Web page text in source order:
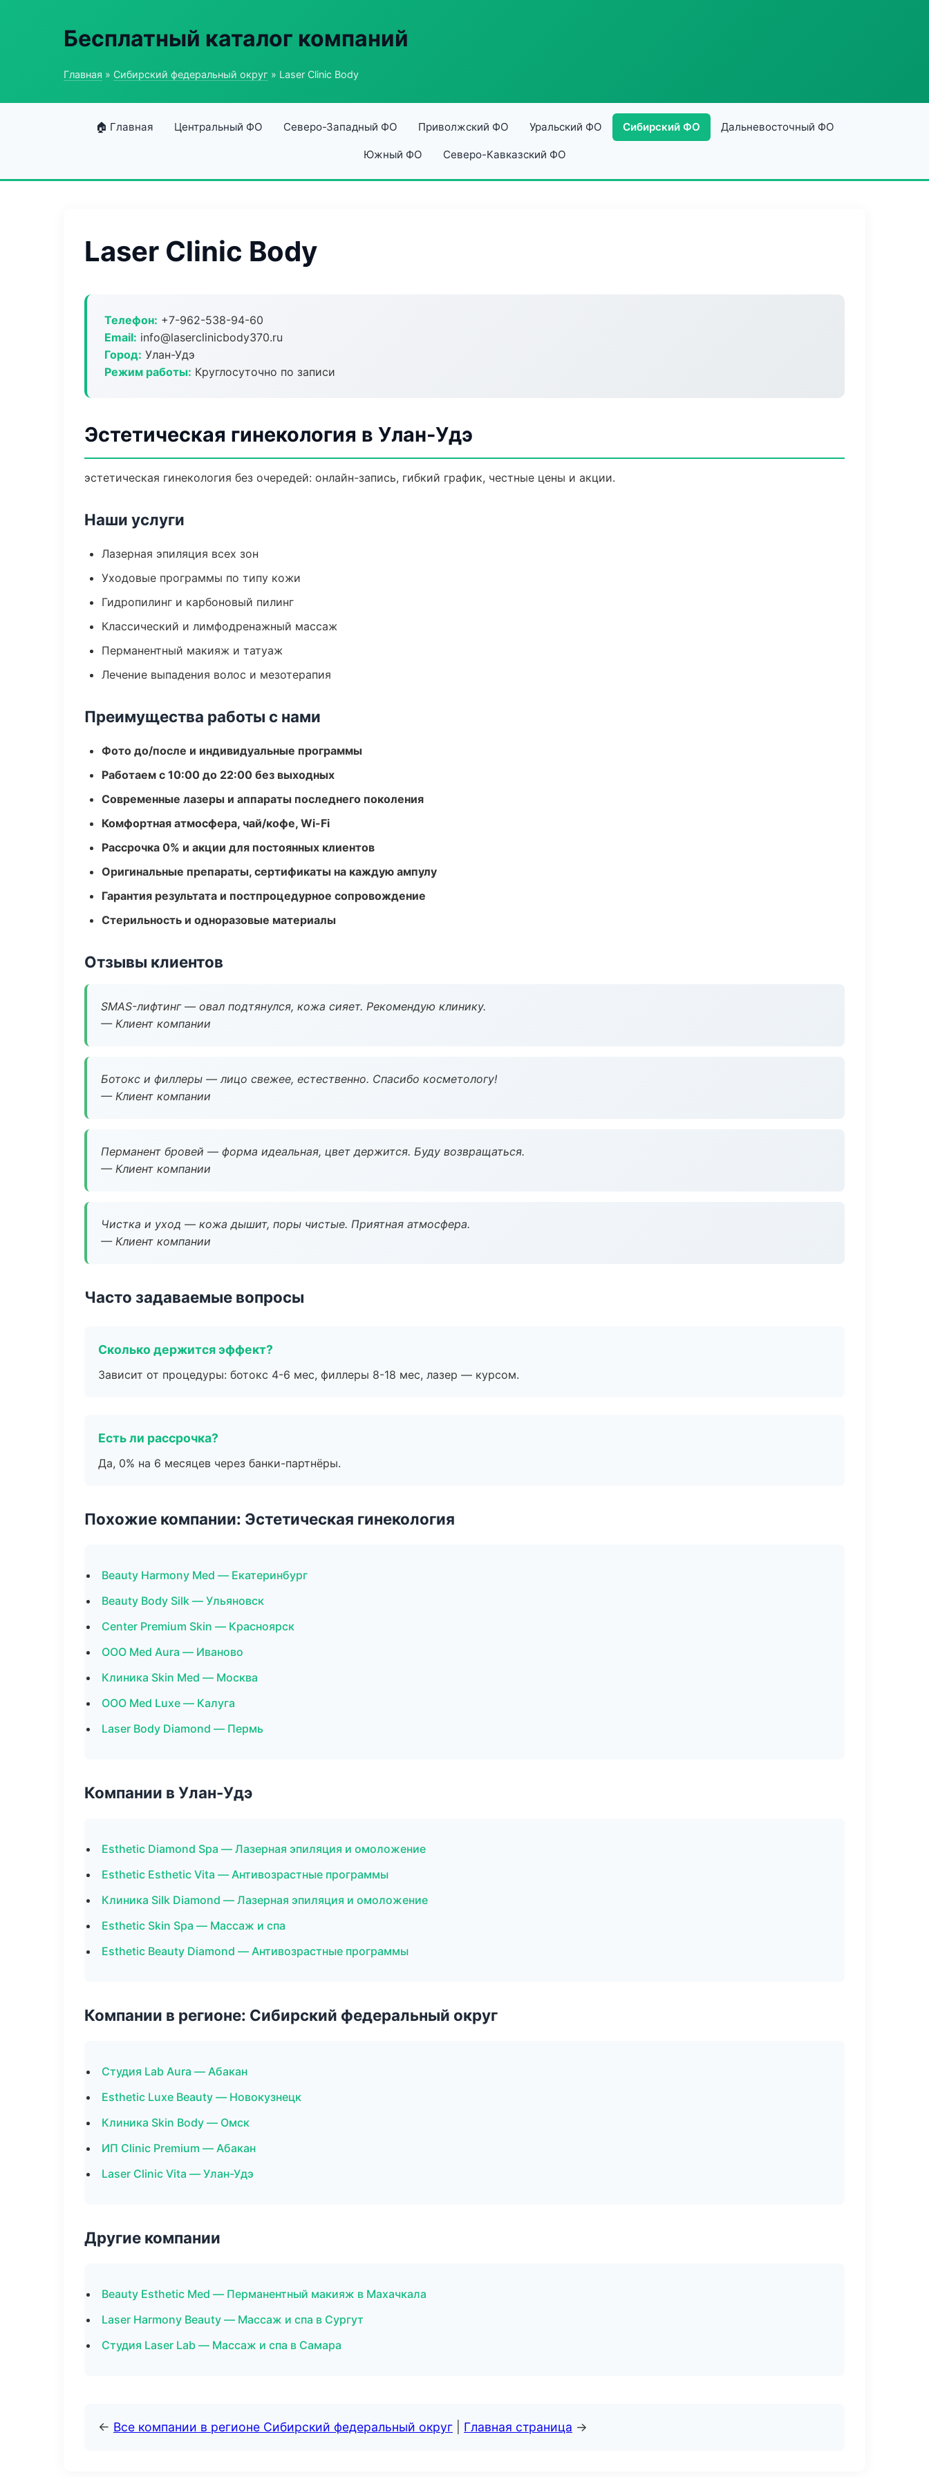
Бесплатный каталог компаний
Главная » Сибирский федеральный округ » Laser Clinic Body
🏠 Главная Центральный ФО Северо-Западный ФО Приволжский ФО Уральский ФО Сибирский ФО Дальневосточный ФО
Южный ФО Северо-Кавказский ФО
Laser Clinic Body
Телефон: +7-962-538-94-60
Email: info@laserclinicbody370.ru
Город: Улан-Удэ
Режим работы: Круглосуточно по записи
Эстетическая гинекология в Улан-Удэ
эстетическая гинекология без очередей: онлайн-запись, гибкий график, честные цены и акции.
Наши услуги
Лазерная эпиляция всех зон
Уходовые программы по типу кожи
Гидропилинг и карбоновый пилинг
Классический и лимфодренажный массаж
Перманентный макияж и татуаж
Лечение выпадения волос и мезотерапия
Преимущества работы с нами
Фото до/после и индивидуальные программы
Работаем с 10:00 до 22:00 без выходных
Современные лазеры и аппараты последнего поколения
Комфортная атмосфера, чай/кофе, Wi-Fi
Рассрочка 0% и акции для постоянных клиентов
Оригинальные препараты, сертификаты на каждую ампулу
Гарантия результата и постпроцедурное сопровождение
Стерильность и одноразовые материалы
Отзывы клиентов
SMAS-лифтинг — овал подтянулся, кожа сияет. Рекомендую клинику.
— Клиент компании
Ботокс и филлеры — лицо свежее, естественно. Спасибо косметологу!
— Клиент компании
Перманент бровей — форма идеальная, цвет держится. Буду возвращаться.
— Клиент компании
Чистка и уход — кожа дышит, поры чистые. Приятная атмосфера.
— Клиент компании
Часто задаваемые вопросы
Сколько держится эффект?
Зависит от процедуры: ботокс 4-6 мес, филлеры 8-18 мес, лазер — курсом.
Есть ли рассрочка?
Да, 0% на 6 месяцев через банки-партнёры.
Похожие компании: Эстетическая гинекология
Beauty Harmony Med — Екатеринбург
Beauty Body Silk — Ульяновск
Center Premium Skin — Красноярск
ООО Med Aura — Иваново
Клиника Skin Med — Москва
ООО Med Luxe — Калуга
Laser Body Diamond — Пермь
Компании в Улан-Удэ
Esthetic Diamond Spa — Лазерная эпиляция и омоложение
Esthetic Esthetic Vita — Антивозрастные программы
Клиника Silk Diamond — Лазерная эпиляция и омоложение
Esthetic Skin Spa — Массаж и спа
Esthetic Beauty Diamond — Антивозрастные программы
Компании в регионе: Сибирский федеральный округ
Студия Lab Aura — Абакан
Esthetic Luxe Beauty — Новокузнецк
Клиника Skin Body — Омск
ИП Clinic Premium — Абакан
Laser Clinic Vita — Улан-Удэ
Другие компании
Beauty Esthetic Med — Перманентный макияж в Махачкала
Laser Harmony Beauty — Массаж и спа в Сургут
Студия Laser Lab — Массаж и спа в Самара
← Все компании в регионе Сибирский федеральный округ Главная страница →